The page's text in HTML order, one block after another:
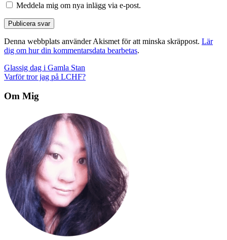
Meddela mig om nya inlägg via e-post.
Denna webbplats använder Akismet för att minska skräppost. Lär
dig om hur din kommentarsdata bearbetas.
Inläggsnavigering
Glassig dag i Gamla Stan
Varför tror jag på LCHF?
Om Mig